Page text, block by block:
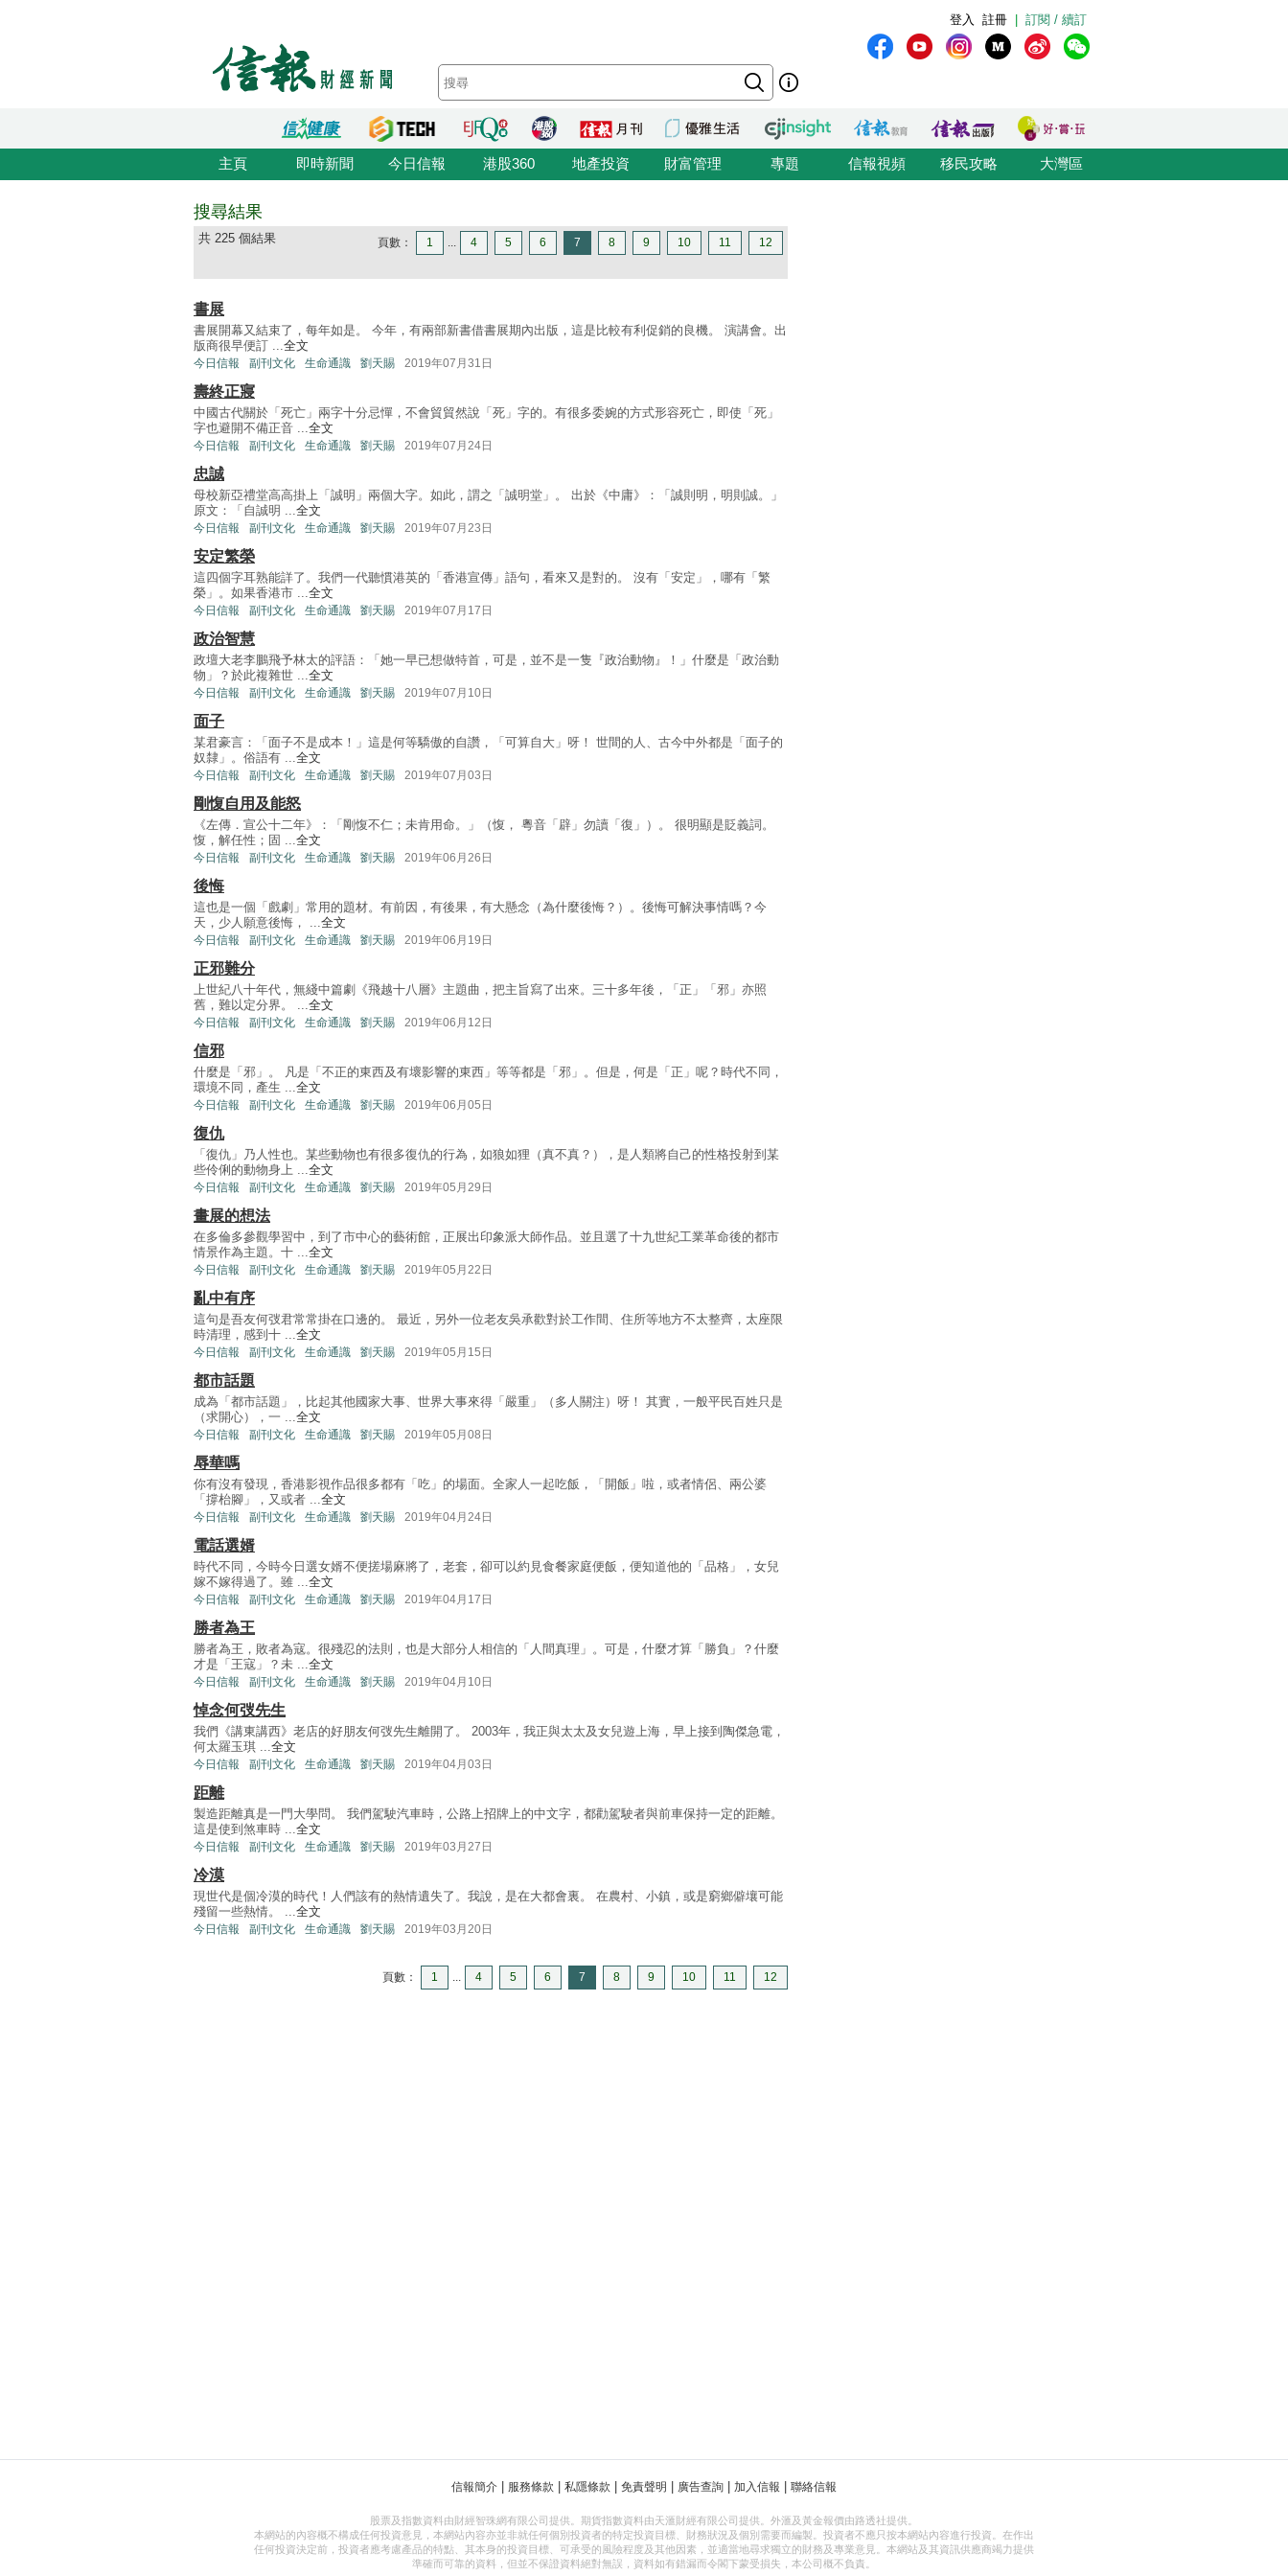
訂閱 / 續訂
註冊
登入
主頁 即時新聞 今日信報 港股360 地產投資 財富管理 專題 信報視頻 移民攻略 大灣區
搜尋結果
共 225 個結果 頁數： 1 ... 4 5 6 7 8 9 10 11 12
書展
書展開幕又結束了，每年如是。 今年，有兩部新書借書展期內出版，這是比較有利促銷的良機。 演講會。出
版商很早便訂 ...全文
今日信報 副刊文化 生命通識 劉天賜 2019年07月31日
壽終正寢
中國古代關於「死亡」兩字十分忌憚，不會貿貿然說「死」字的。有很多委婉的方式形容死亡，即使「死」
字也避開不備正音 ...全文
今日信報 副刊文化 生命通識 劉天賜 2019年07月24日
忠誠
母校新亞禮堂高高掛上「誠明」兩個大字。如此，謂之「誠明堂」。 出於《中庸》：「誠則明，明則誠。」
原文：「自誠明 ...全文
今日信報 副刊文化 生命通識 劉天賜 2019年07月23日
安定繁榮
這四個字耳熟能詳了。我們一代聽慣港英的「香港宣傳」語句，看來又是對的。 沒有「安定」，哪有「繁
榮」。如果香港市 ...全文
今日信報 副刊文化 生命通識 劉天賜 2019年07月17日
政治智慧
政壇大老李鵬飛予林太的評語：「她一早已想做特首，可是，並不是一隻『政治動物』！」什麼是「政治動
物」？於此複雜世 ...全文
今日信報 副刊文化 生命通識 劉天賜 2019年07月10日
面子
某君豪言：「面子不是成本！」這是何等驕傲的自讚，「可算自大」呀！ 世間的人、古今中外都是「面子的
奴隸」。俗語有 ...全文
今日信報 副刊文化 生命通識 劉天賜 2019年07月03日
剛愎自用及能怒
《左傳．宣公十二年》：「剛愎不仁；未肯用命。」（愎， 粵音「辟」勿讀「復」）。 很明顯是貶義詞。
愎，解任性；固 ...全文
今日信報 副刊文化 生命通識 劉天賜 2019年06月26日
後悔
這也是一個「戲劇」常用的題材。有前因，有後果，有大懸念（為什麼後悔？）。後悔可解決事情嗎？今
天，少人願意後悔， ...全文
今日信報 副刊文化 生命通識 劉天賜 2019年06月19日
正邪難分
上世紀八十年代，無綫中篇劇《飛越十八層》主題曲，把主旨寫了出來。三十多年後，「正」「邪」亦照
舊，難以定分界。 ...全文
今日信報 副刊文化 生命通識 劉天賜 2019年06月12日
信邪
什麼是「邪」。 凡是「不正的東西及有壞影響的東西」等等都是「邪」。但是，何是「正」呢？時代不同，
環境不同，產生 ...全文
今日信報 副刊文化 生命通識 劉天賜 2019年06月05日
復仇
「復仇」乃人性也。某些動物也有很多復仇的行為，如狼如狸（真不真？），是人類將自己的性格投射到某
些伶俐的動物身上 ...全文
今日信報 副刊文化 生命通識 劉天賜 2019年05月29日
畫展的想法
在多倫多參觀學習中，到了市中心的藝術館，正展出印象派大師作品。並且選了十九世紀工業革命後的都市
情景作為主題。十 ...全文
今日信報 副刊文化 生命通識 劉天賜 2019年05月22日
亂中有序
這句是吾友何弢君常常掛在口邊的。 最近，另外一位老友吳承歡對於工作間、住所等地方不太整齊，太座限
時清理，感到十 ...全文
今日信報 副刊文化 生命通識 劉天賜 2019年05月15日
都市話題
成為「都市話題」，比起其他國家大事、世界大事來得「嚴重」（多人關注）呀！ 其實，一般平民百姓只是
（求開心），一 ...全文
今日信報 副刊文化 生命通識 劉天賜 2019年05月08日
辱華嗎
你有沒有發現，香港影視作品很多都有「吃」的場面。全家人一起吃飯，「開飯」啦，或者情侶、兩公婆
「撐枱腳」，又或者 ...全文
今日信報 副刊文化 生命通識 劉天賜 2019年04月24日
電話選婿
時代不同，今時今日選女婿不便搓場麻將了，老套，卻可以約見食餐家庭便飯，便知道他的「品格」，女兒
嫁不嫁得過了。雖 ...全文
今日信報 副刊文化 生命通識 劉天賜 2019年04月17日
勝者為王
勝者為王，敗者為寇。很殘忍的法則，也是大部分人相信的「人間真理」。可是，什麼才算「勝負」？什麼
才是「王寇」？未 ...全文
今日信報 副刊文化 生命通識 劉天賜 2019年04月10日
悼念何弢先生
我們《講東講西》老店的好朋友何弢先生離開了。 2003年，我正與太太及女兒遊上海，早上接到陶傑急電，
何太羅玉琪 ...全文
今日信報 副刊文化 生命通識 劉天賜 2019年04月03日
距離
製造距離真是一門大學問。 我們駕駛汽車時，公路上招牌上的中文字，都勸駕駛者與前車保持一定的距離。
這是使到煞車時 ...全文
今日信報 副刊文化 生命通識 劉天賜 2019年03月27日
冷漠
現世代是個冷漠的時代！人們該有的熱情遺失了。我說，是在大都會裏。 在農村、小鎮，或是窮鄉僻壤可能
殘留一些熱情。 ...全文
今日信報 副刊文化 生命通識 劉天賜 2019年03月20日
頁數： 1 ... 4 5 6 7 8 9 10 11 12
信報簡介 服務條款 私隱條款 免責聲明 廣告查詢 加入信報 聯絡信報
股票及指數資料由財經智珠網有限公司提供。期貨指數資料由天滙財經有限公司提供。外滙及黃金報價由路透社提供。
本網站的內容概不構成任何投資意見，本網站內容亦並非就任何個別投資者的特定投資目標、財務狀況及個別需要而編製。投資者不應只按本網站內容進行投資。在作出
任何投資決定前，投資者應考慮產品的特點、其本身的投資目標、可承受的風險程度及其他因素，並適當地尋求獨立的財務及專業意見。本網站及其資訊供應商竭力提供
準確而可靠的資料，但並不保證資料絕對無誤，資料如有錯漏而令閣下蒙受損失，本公司概不負責。